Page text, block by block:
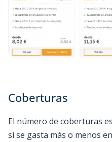
Coberturas
El número de coberturas
si se gasta más o menos